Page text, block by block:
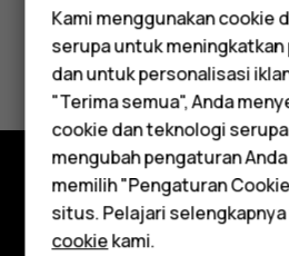
Smartphone
Feature
Aksesori
Tablet
Ya Tidak
Jelajahi
Kami menggunakan cookie
serupa untuk meningkatkan
dan untuk personalisasi
"Terima semua", Anda
cookie dan teknologi
mengubah pengaturan
memilih "Pengaturan
situs. Pelajari
cookiekami.